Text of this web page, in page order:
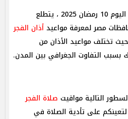
مع بدء الساعات الأولى لـ اليوم 10 رمضان 2025 ، يتطلع
مصر لمعرفة مواعيد أذان الفجر
تختلف مواعيد الأذان من
بسبب التفاوت الجغرافي بين المدن.
التالية مواقيت صلاة الفجر
على تأدية الصلاة في